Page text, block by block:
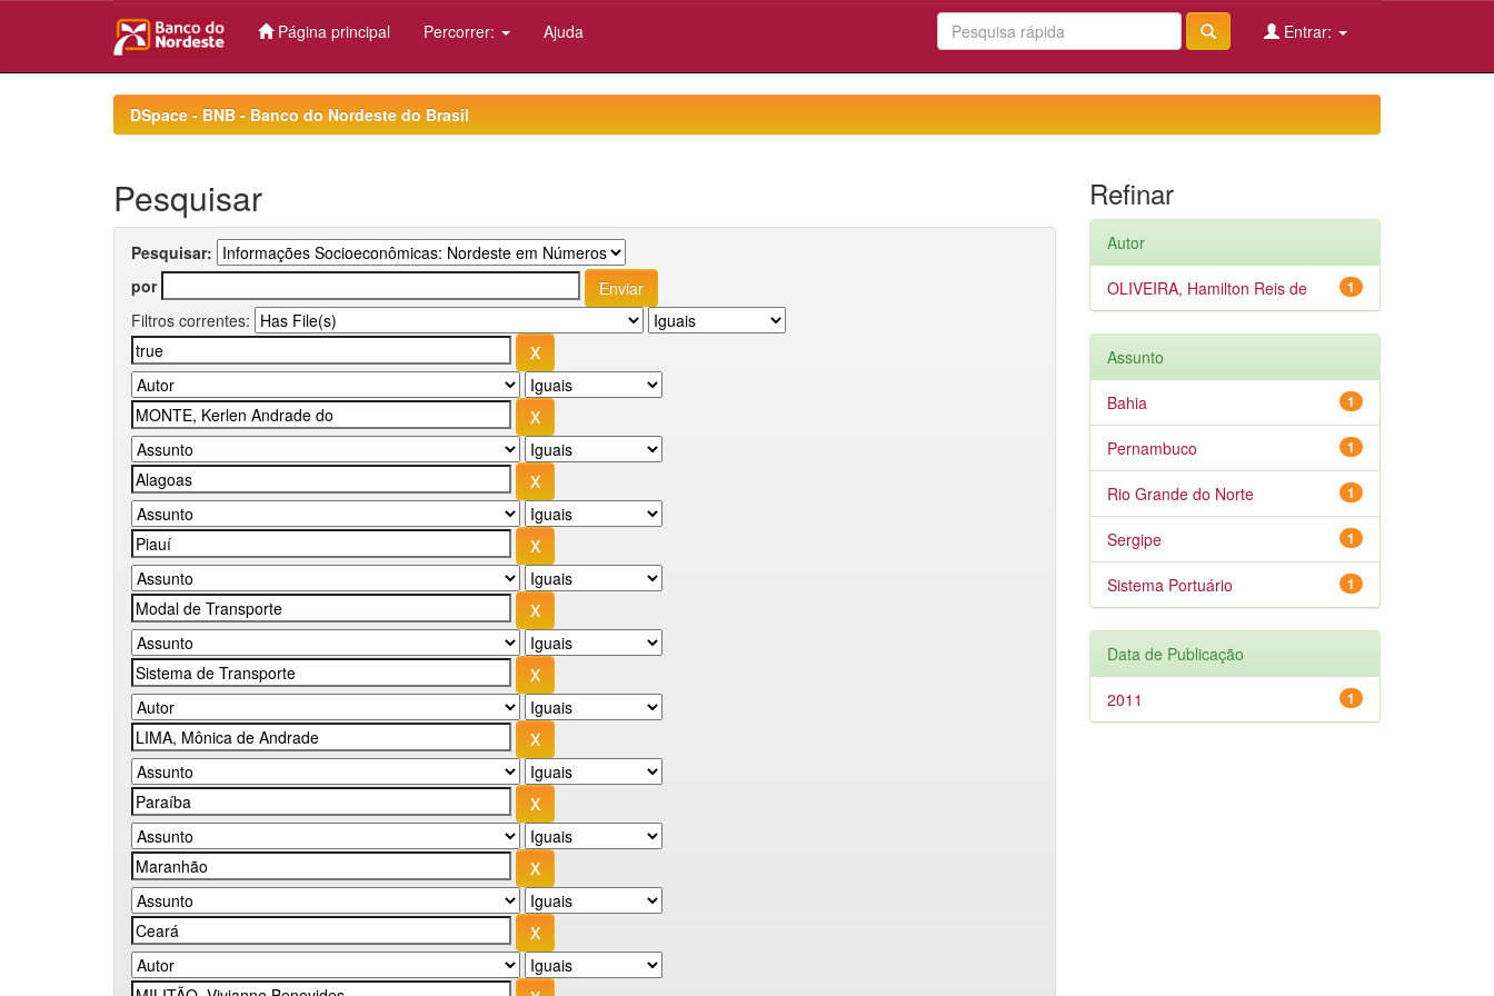
Página principal Percorrer: Ajuda Entrar:
DSpace - BNB - Banco do Nordeste do Brasil
Pesquisar
Pesquisar:
por
Filtros correntes:
Refinar
Autor
1
OLIVEIRA, Hamilton Reis de
Assunto
1
Bahia
1
Pernambuco
1
Rio Grande do Norte
1
Sergipe
1
Sistema Portuário
Data de Publicação
1
2011